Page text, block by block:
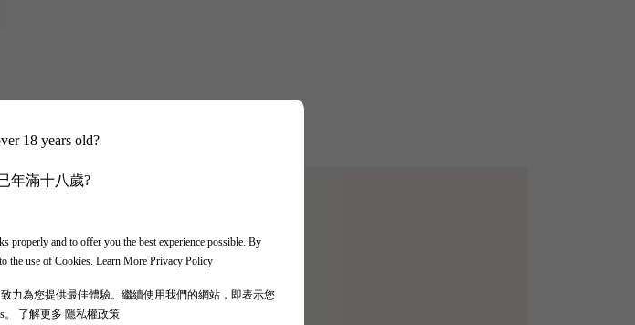
18 years old?
年滿十八歲?
properly and to offer you the best experience possible. By
the use of Cookies. Learn More Privacy Policy
力為您提供最佳體驗。繼續使用我們的網站，即表示您
。 了解更多 隱私權政策